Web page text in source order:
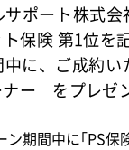
ポート株式
保険 第1位を
中に、ご成約
ー をプレゼン
ン期間中に｢PS保